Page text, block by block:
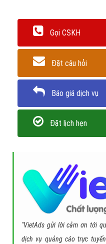
Gọi CSKH
Đặt câu hỏi
Báo giá dịch vụ
Đặt lịch hẹn
"VietAds gửi lời cảm ơn tới
dịch vụ quảng cáo trực